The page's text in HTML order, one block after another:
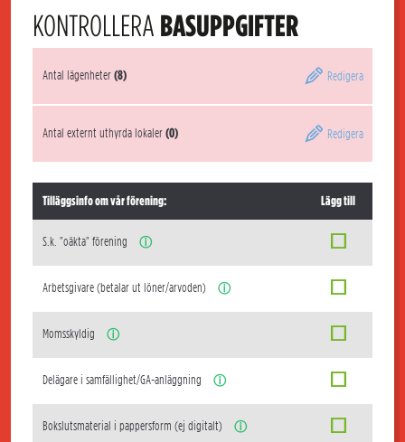
KONTROLLERA BASUPPGIFTER
Antal lägenheter(8) Redigera
Antal externt uthyrda lokaler(0) Redigera
Tilläggsinfo om vår förening: Lägg till
S.k. "oäkta" förening ⓘ
Arbetsgivare (betalar ut löner/arvoden) ⓘ
Momsskyldig ⓘ
Delägare i samfällighet/GA-anläggning ⓘ
Bokslutsmaterial i pappersform (ej digitalt) ⓘ